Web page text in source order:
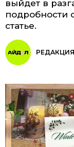
выйдет в
подробности
статье.